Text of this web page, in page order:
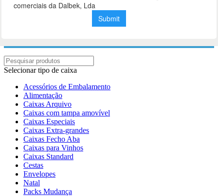
Selecionar tipo de caixa
Acessórios de Embalamento
Alimentação
Caixas Arquivo
Caixas com tampa amovível
Caixas Especiais
Caixas Extra-grandes
Caixas Fecho Aba
Caixas para Vinhos
Caixas Standard
Cestas
Envelopes
Natal
Packs Mudança